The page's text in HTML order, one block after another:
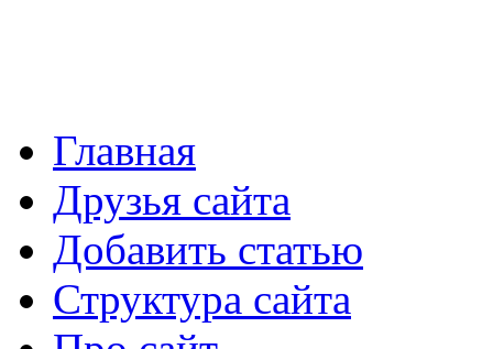
Главная
Друзья сайта
Добавить статью
Структура сайта